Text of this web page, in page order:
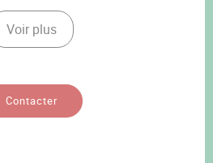
Voir plus
Contacter